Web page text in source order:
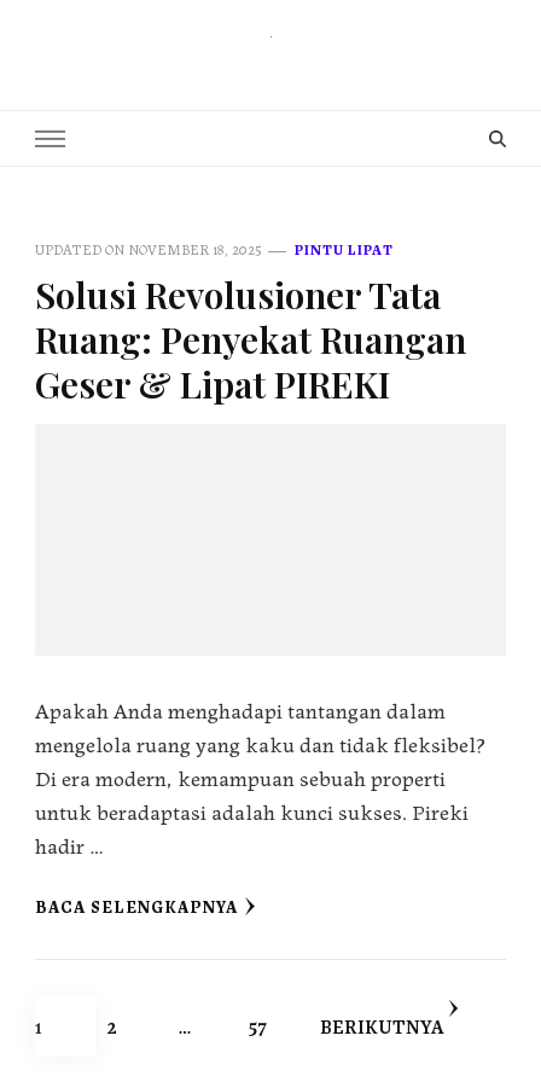
UPDATED ON NOVEMBER 18, 2025 PINTU LIPAT
Solusi Revolusioner Tata
Ruang: Penyekat Ruangan
Geser & Lipat PIREKI
Apakah Anda menghadapi tantangan dalam
mengelola ruang yang kaku dan tidak fleksibel?
Di era modern, kemampuan sebuah properti
untuk beradaptasi adalah kunci sukses. Pireki
hadir …
BACA SELENGKAPNYA
1 2 … 57 BERIKUTNYA